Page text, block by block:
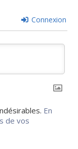
Connexion
En
de vos